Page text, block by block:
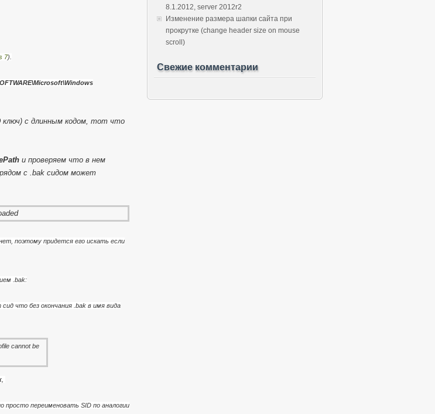
7).
ключ) с длинным кодом, тот что
и проверяем что в нем
с .bak сидом может
поэтому придется его искать если
.bak:
что без окончания .bak в имя вида
просто переименовать SID по аналогии
8.1.2012, server 2012r2
Изменение размера шапки сайта при
прокрутке (change header size on mouse
scroll)
Свежие комментарии